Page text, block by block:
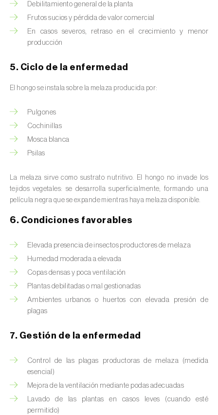
Debilitamiento general de la planta
Frutos sucios y pérdida de valor comercial
En casos severos, retraso en el crecimiento y menor
producción
5. Ciclo de la enfermedad
El hongo se instala sobre la melaza producida por:
Pulgones
Cochinillas
Mosca blanca
Psilas
La melaza sirve como sustrato nutritivo. El hongo no invade los
tejidos vegetales: se desarrolla superficialmente, formando una
película negra que se expande mientras haya melaza disponible.
6. Condiciones favorables
Elevada presencia de insectos productores de melaza
Humedad moderada a elevada
Copas densas y poca ventilación
Plantas debilitadas o mal gestionadas
Ambientes urbanos o huertos con elevada presión de
plagas
7. Gestión de la enfermedad
Control de las plagas productoras de melaza (medida
esencial)
Mejora de la ventilación mediante podas adecuadas
Lavado de las plantas en casos leves (cuando esté
permitido)